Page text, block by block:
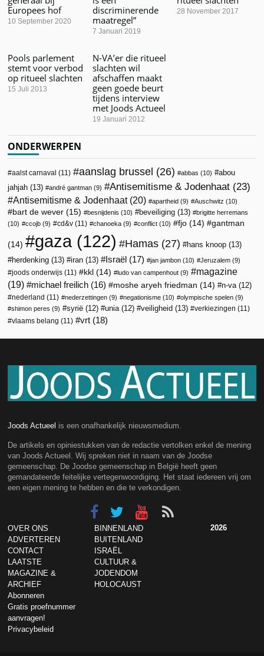
Europees hof
10 September 2020
discriminerende
maatregel”
7 Januari 2019
28 November 2017
Pools parlement
stemt voor verbod
op ritueel slachten
15 Juli 2013
N-VA’er die ritueel
slachten wil
afschaffen maakt
geen goede beurt
tijdens interview
met Joods Actueel
19 Januari 2012
ONDERWERPEN
aalst carnaval (11) aanslag brussel (26) abbas (10)
abou
jahjah (13) andré gantman (9) Antisemitisme & Jodenhaat (23)
Antisemitisme & Jodenhaat(20) apartheid (9) Auschwitz (10)
bart de wever (15) besnijdenis (10) beveiliging (13)
brigitte herremans
(10)
ccojb (9) cd&v (11) chanoeka (9) conflict (10) fjo (14) gantman
(14) gaza(122) Hamas (27) hans knoop (13)
herdenking (13) iran (13) Israël (17) jan jambon (10) Jeruzalem (9)
joods onderwijs (11) kkl (14) ludo van campenhout (9)
magazine
(19)
michael freilich (16) moshe aryeh friedman (14) n-va (12)
nederland (11) nederzettingen (9) negationisme (10) olympische spelen (9)
shimon peres (9) syrië (12) unia (12) veiligheid (13) verkiezingen (11)
vlaams belang (11) vrt (18)
Joods Actueel is een onafhankelijk nieuwsmedium.
De artikels en opiniestukken van de redactie vertolken enkel de mening
van Joods Actueel. Wij spreken niet in naam van de Joodse
gemeenschap. De Joodse gemeenschap in België heeft geen
gemandateerde feitelijke vertegenwoordiging. Het staat iedereen vrij om
een eigen mening te hebben en die te verkondigen.
OVER ONS
ADVERTEREN
CONTACT
LAATSTE
MAGAZINE &
ARCHIEF
Abonneren
Gratis proefnummer
aanvragen!
Privacybeleid
BINNENLAND
BUITENLAND
ISRAËL
CULTUUR &
JODENDOM
HOLOCAUST
2026